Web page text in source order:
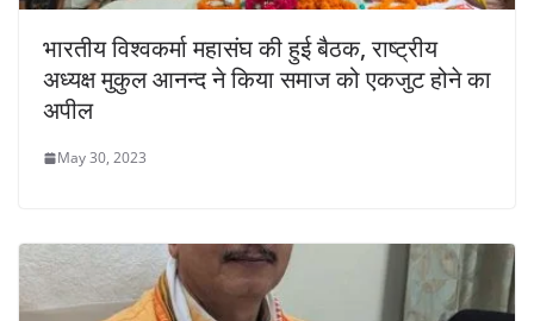
भारतीय विश्वकर्मा महासंघ की हुई बैठक, राष्ट्रीय
अध्यक्ष मुकुल आनन्द ने किया समाज को एकजुट होने का
अपील
May 30, 2023